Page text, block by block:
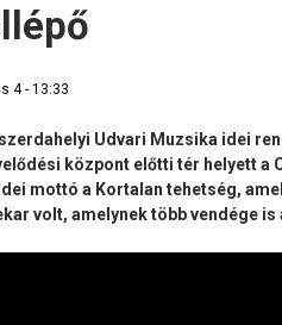
4 - 13:33
Udvari Muzsika idei
központ előtti tér helyett
mottó a Kortalan tehetség,
volt, amelynek több vendége is